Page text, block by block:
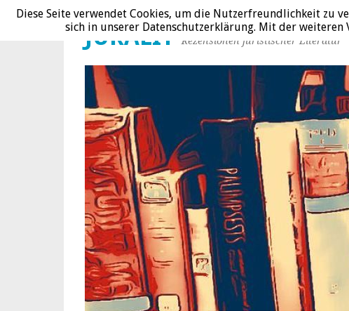
JURALIT Rezensionen juristischer Literatur
Diese Seite verwendet Cookies, um die Nutzerfreundlichkeit zu
sich in unserer Datenschutzerklärung. Mit der